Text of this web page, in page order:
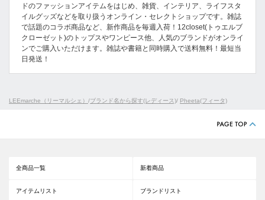
ドのファッションアイテムをはじめ、雑貨、インテリア、ライフスタ
イルグッズなどを取り扱うオンライン・セレクトショップです。雑誌
で話題のコラボ商品など、新作商品を毎週入荷！12closet(トゥエルブ
クローゼット)のトップスやワンピース他、人気のブランドがオンライ
ンでご購入いただけます。雑誌や書籍と同時購入で送料無料！最短当
日発送！
LEEmarche（リーマルシェ） /ブランド名から探す(レディース)/ Pheeta(フィータ)
全商品一覧 新着商品
アイテムリスト ブランドリスト